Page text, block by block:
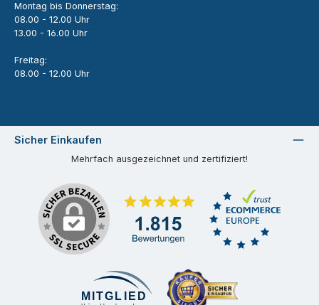
Montag bis Donnerstag:
08.00 - 12.00 Uhr
13.00 - 16.00 Uhr
Freitag:
08.00 - 12.00 Uhr
Sicher Einkaufen
Mehrfach ausgezeichnet und zertifiziert!